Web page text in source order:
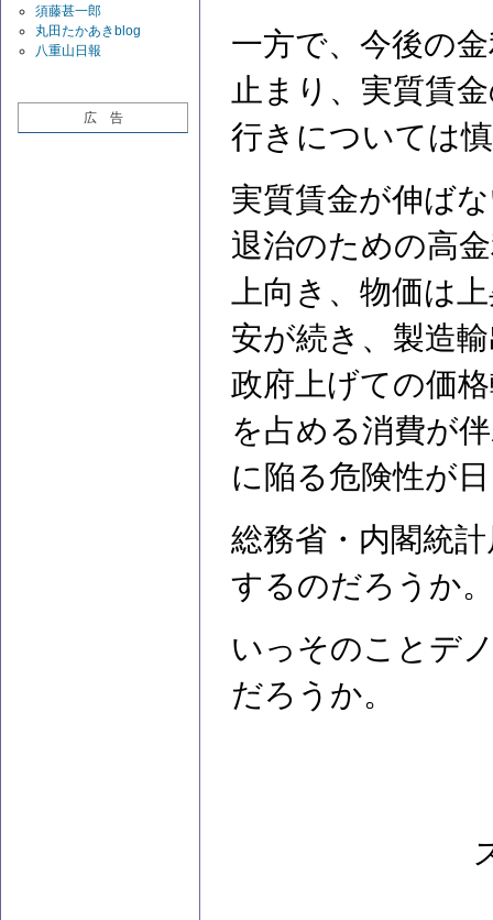
須藤甚一郎
丸田たかあきblog
八重山日報
広 告
一方で、今後の
止まり、実質賃
行きについては
実質賃金が伸ば
退治のための高
上向き、物価は
安が続き、製造
政府上げての価
を占める消費が
に陥る危険性が
総務省・内閣統
するのだろうか。
いっそのことデ
だろうか。